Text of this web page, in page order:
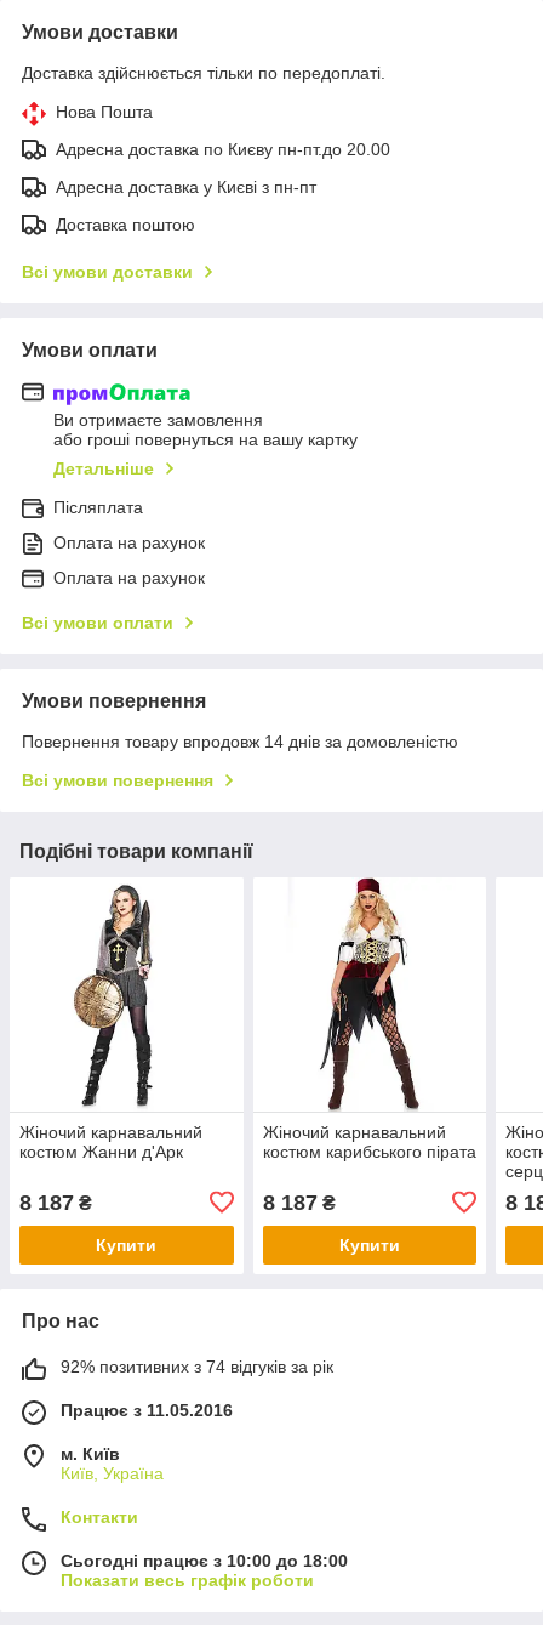
Умови доставки
Доставка здійснюється тільки по передоплаті.
Нова Пошта
Адресна доставка по Києву пн-пт.до 20.00
Адресна доставка у Києві з пн-пт
Доставка поштою
Всі умови доставки
Умови оплати
Ви отримаєте замовлення
або гроші повернуться на вашу картку
Детальніше
Післяплата
Оплата на рахунок
Оплата на рахунок
Всі умови оплати
Умови повернення
Повернення товару впродовж 14 днів за домовленістю
Всі умови повернення
Подібні товари компанії
Жіночий карнавальний
костюм Жанни д'Арк
8 187 ₴
Купити
Жіночий карнавальний
костюм карибського пірата
8 187₴
Купити
8
Про нас
92% позитивних з 74 відгуків за рік
Працює з 11.05.2016
м. Київ
Київ, Україна
Контакти
Сьогодні працює з 10:00 до 18:00
Показати весь графік роботи